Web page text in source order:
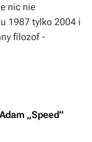
nic nie
1987 tylko 2004 i
filozof -
Adam „Speed”